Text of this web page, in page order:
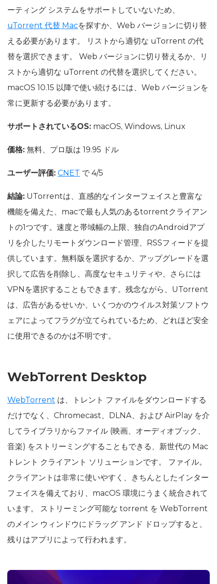
ーティング システムをサポートしていないため、
uTorrent 代替 Macを探すか、Web バージョンに切り替
える必要があります。 リストから適切な uTorrent の代
替を選択できます。 Web バージョンに切り替えるか、リ
ストから適切な uTorrent の代替を選択してください。
macOS 10.15 以降で使い続けるには、Web バージョンを
常に更新する必要があります。
サポートされているOS: macOS, Windows, Linux
価格: 無料、プロ版は 19.95 ドル
ユーザー評価: CNET で 4/5
結論: UTorrentは、直感的なインターフェイスと豊富な
機能を備えた、macで最も人気のあるtorrentクライアン
トの1つです。速度と帯域幅の上限、独自のAndroidアプ
リを介したリモートダウンロード管理、RSSフィードを提
供しています。無料版を選択するか、アップグレードを選
択して広告を削除し、高度なセキュリティや、さらには
VPNを選択することもできます。残念ながら、UTorrent
は、広告があるせいか、いくつかのウイルス対策ソフトウ
ェアによってフラグが立てられているため、どれほど安全
に使用できるのかは不明です。
WebTorrent Desktop
WebTorrent は、トレント ファイルをダウンロードする
だけでなく、Chromecast、DLNA、および AirPlay を介
してライブラリからファイル (映画、オーディオブック、
音楽) をストリーミングすることもできる、新世代の Mac
トレント クライアント ソリューションです。 ファイル。
クライアントは非常に使いやすく、きちんとしたインター
フェイスを備えており、macOS 環境にうまく統合されて
います。 ストリーミング可能な torrent を WebTorrent
のメイン ウィンドウにドラッグ アンド ドロップすると、
残りはアプリによって行われます。